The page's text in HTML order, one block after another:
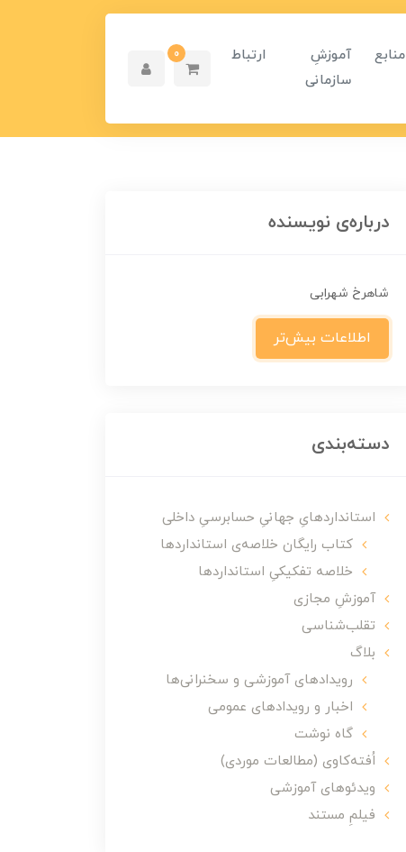
منابع
آموزشِ
سازمانی
ارتباط 0
درباره‌ی نویسنده
شاهرخ شهرابی
اطلاعات بیش‌تر
دسته‌بندی
استانداردهایِ جهانیِ حسابرسیِ داخلی
کتاب رایگان خلاصه‌ی استانداردها
خلاصه تفکیکیِ استانداردها
آموزشِ مجازی
تقلب‌شناسی
بلاگ
رویدادهای آموزشی و سخنرانی‌ها
اخبار و رویدادهای عمومی
گاه نوشت
اُفته‌کاوی (مطالعات موردی)
ویدئوهای آموزشی
فیلمِ مستند